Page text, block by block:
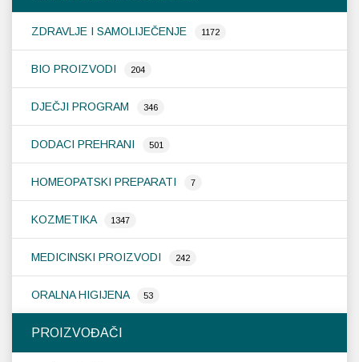
ZDRAVLJE I SAMOLIJEČENJE 1172
BIO PROIZVODI 204
DJEČJI PROGRAM 346
DODACI PREHRANI 501
HOMEOPATSKI PREPARATI 7
KOZMETIKA 1347
MEDICINSKI PROIZVODI 242
ORALNA HIGIJENA 53
PROIZVOĐAČI